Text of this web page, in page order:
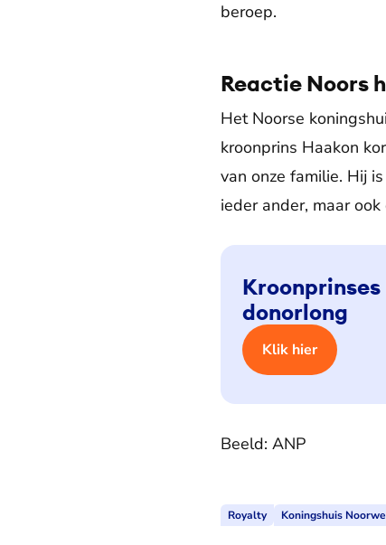
beroep.
Reactie Noors
Het Noorse
kroonprins Haakon
van onze familie. Hij
ieder ander, maar ook
donorlong
Klik hier
Beeld: ANP
Royalty Koningshuis